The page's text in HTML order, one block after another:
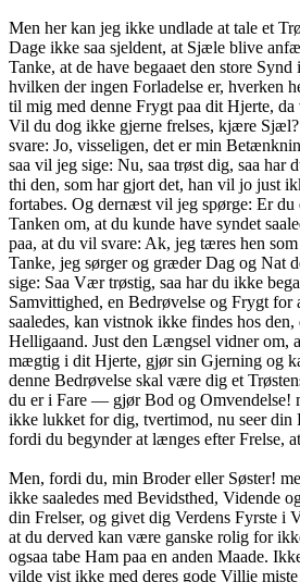
Men her kan jeg ikke undlade at tale et
Dage ikke saa sjeldent, at Sjæle blive
Tanke, at de have begaaet den store
hvilken der ingen Forladelse er, hverken
til mig med denne Frygt paa dit Hjerte,
Vil du dog ikke gjerne frelses, kjære
svare: Jo, visseligen, det er min
saa vil jeg sige: Nu, saa trøst dig, saa har
thi den, som har gjort det, han vil jo just
fortabes. Og dernæst vil jeg spørge: Er
Tanken om, at du kunde have syndet
paa, at du vil svare: Ak, jeg tæres hen
Tanke, jeg sørger og græder Dag og Nat
sige: Saa Vær trøstig, saa har du ikke
Samvittighed, en Bedrøvelse og Frygt for
saaledes, kan vistnok ikke findes hos den,
Helligaand. Just den Længsel vidner om,
mægtig i dit Hjerte, gjør sin Gjerning og
denne Bedrøvelse skal være dig et
du er i Fare — gjør Bod og Omvendelse!
ikke lukket for dig, tvertimod, nu seer din
fordi du begynder at længes efter Frelse,
Men, fordi du, min Broder eller Søster!
ikke saaledes med Bevidsthed, Vidende
din Frelser, og givet dig Verdens Fyrste i
at du derved kan være ganske rolig for
ogsaa tabe Ham paa en anden Maade.
vilde vist ikke med deres gode Villie miste